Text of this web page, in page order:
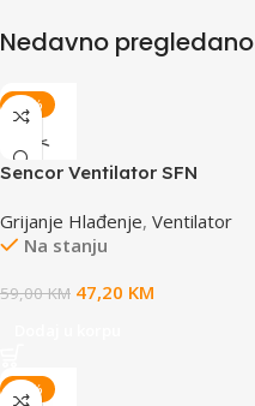
Nedavno pregledano
-20%
Sencor Ventilator SFN
Grijanje Hlađenje, Ventilator
Na stanju
59,00KM 47,20 KM
-12%